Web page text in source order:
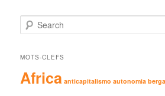
Search
MOTS-CLEFS
Africa anticapitalismo autonomia